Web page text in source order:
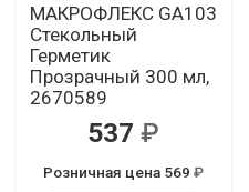
МАКРОФЛЕКС GA103
Стекольный
Герметик
Прозрачный 300 мл,
2670589
537
Розничная цена 569